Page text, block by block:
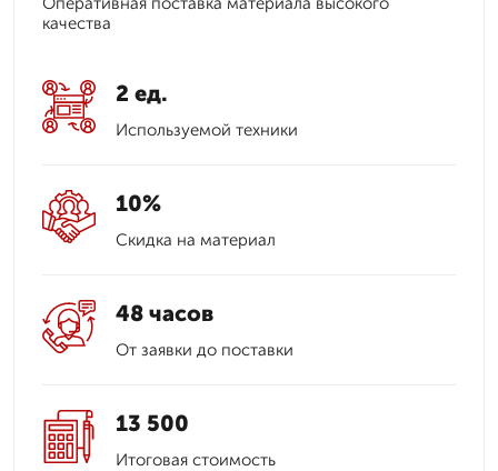
качества
2 ед.
Используемой техники
10%
Скидка на материал
48 часов
От заявки до поставки
13 500
Итоговая стоимость